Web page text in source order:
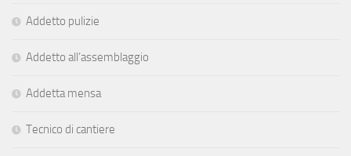
Addetto pulizie
Addetto all’assemblaggio
Addetta mensa
Tecnico di cantiere